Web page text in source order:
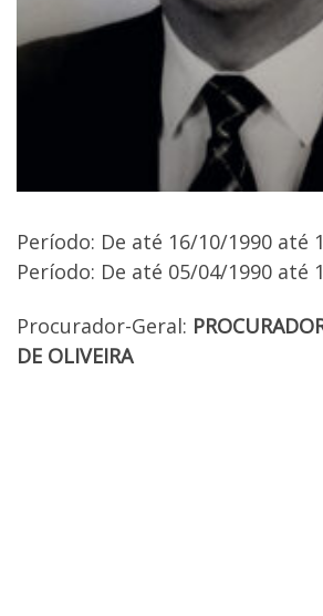
Período: De até 16/10/1990 até
Período: De até 05/04/1990 até
Procurador-Geral:
DE OLIVEIRA